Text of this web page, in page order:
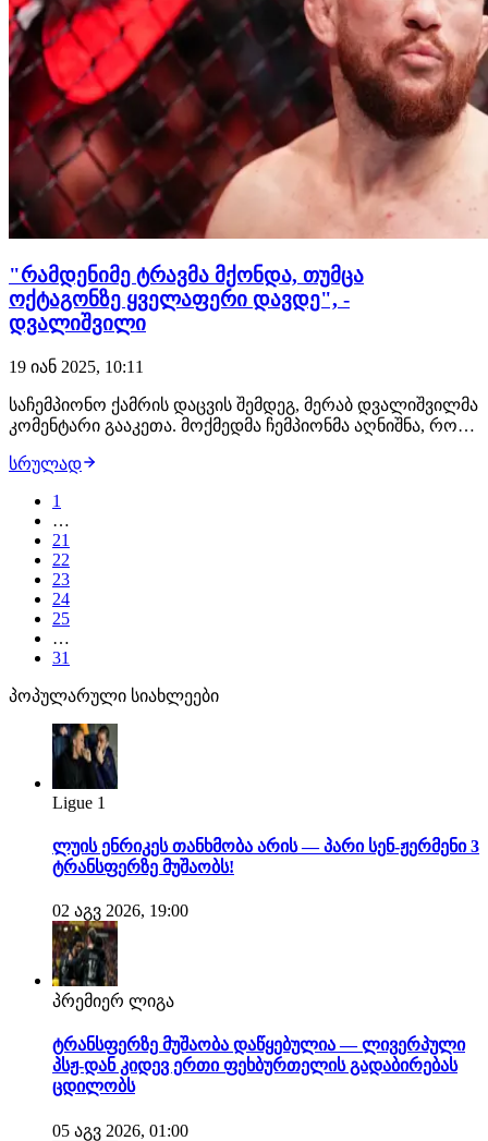
"რამდენიმე ტრავმა მქონდა, თუმცა
ოქტაგონზე ყველაფერი დავდე", -
დვალიშვილი
19 იან 2025, 10:11
საჩემპიონო ქამრის დაცვის შემდეგ, მერაბ დვალიშვილმა
კომენტარი გააკეთა. მოქმედმა ჩემპიონმა აღნიშნა, რომ
ვარ, თუმცა როდესაც ამ ბრძოლას დავთანხმდი,
ნაკერები მედო. დღეს თავს კარგად ვგრძნობ…
სრულად
1
…
21
22
23
24
25
…
31
პოპულარული სიახლეები
Ligue 1
ლუის ენრიკეს თანხმობა არის — პარი სენ-ჟერმენი 3
ტრანსფერზე მუშაობს!
02 აგვ 2026, 19:00
პრემიერ ლიგა
ტრანსფერზე მუშაობა დაწყებულია — ლივერპული
პსჟ-დან კიდევ ერთი ფეხბურთელის გადაბირებას
ცდილობს
05 აგვ 2026, 01:00